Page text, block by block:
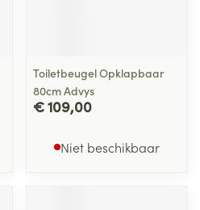
Toiletbeugel Opklapbaar
80cm Advys
€ 109,00
Niet beschikbaar